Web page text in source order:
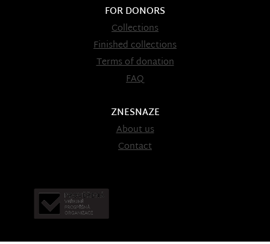
FOR DONORS
Collections
Finished collections
Terms of donation
FAQ
ZNESNAZE
About us
Contact